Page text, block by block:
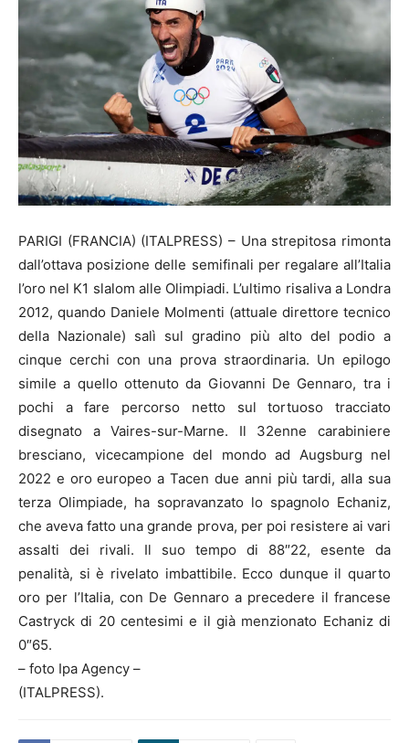
PARIGI (FRANCIA) (ITALPRESS) – Una strepitosa rimonta
dall’ottava posizione delle semifinali per regalare all’Italia
l’oro nel K1 slalom alle Olimpiadi. L’ultimo risaliva a Londra
2012, quando Daniele Molmenti (attuale direttore tecnico
della Nazionale) salì sul gradino più alto del podio a
cinque cerchi con una prova straordinaria. Un epilogo
simile a quello ottenuto da Giovanni De Gennaro, tra i
pochi a fare percorso netto sul tortuoso tracciato
disegnato a Vaires-sur-Marne. Il 32enne carabiniere
bresciano, vicecampione del mondo ad Augsburg nel
2022 e oro europeo a Tacen due anni più tardi, alla sua
terza Olimpiade, ha sopravanzato lo spagnolo Echaniz,
che aveva fatto una grande prova, per poi resistere ai vari
assalti dei rivali. Il suo tempo di 88″22, esente da
penalità, si è rivelato imbattibile. Ecco dunque il quarto
oro per l’Italia, con De Gennaro a precedere il francese
Castryck di 20 centesimi e il già menzionato Echaniz di
0″65.
– foto Ipa Agency –
(ITALPRESS).